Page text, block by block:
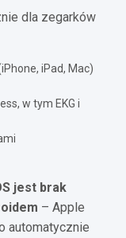
dla zegarków
iPad, Mac)
w tym EKG i
jest brak
– Apple
automatycznie